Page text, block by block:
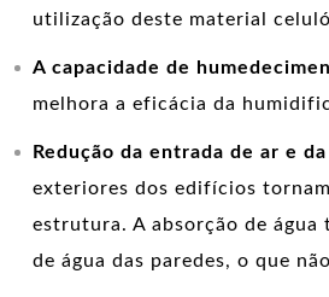
utilização deste material
A capacidade de
melhora a eficácia da
Redução da entrada de ar e
exteriores dos edifícios
estrutura. A absorção de água
de água das paredes, o que